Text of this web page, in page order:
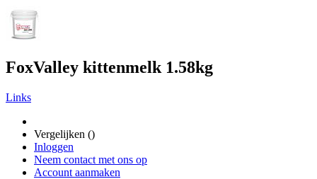
FoxValley kittenmelk 1.58kg
Links
Vergelijken ()
Inloggen
Neem contact met ons op
Account aanmaken